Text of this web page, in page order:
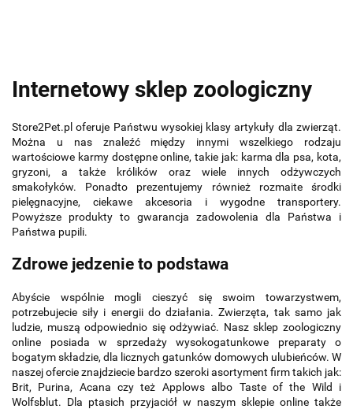
Internetowy sklep zoologiczny
Store2Pet.pl oferuje Państwu wysokiej klasy artykuły dla zwierząt.
Można u nas znaleźć między innymi wszelkiego rodzaju
wartościowe karmy dostępne online, takie jak: karma dla psa, kota,
gryzoni, a także królików oraz wiele innych odżywczych
smakołyków. Ponadto prezentujemy również rozmaite środki
pielęgnacyjne, ciekawe akcesoria i wygodne transportery.
Powyższe produkty to gwarancja zadowolenia dla Państwa i
Państwa pupili.
Zdrowe jedzenie to podstawa
Abyście wspólnie mogli cieszyć się swoim towarzystwem,
potrzebujecie siły i energii do działania. Zwierzęta, tak samo jak
ludzie, muszą odpowiednio się odżywiać. Nasz sklep zoologiczny
online posiada w sprzedaży wysokogatunkowe preparaty o
bogatym składzie, dla licznych gatunków domowych ulubieńców. W
naszej ofercie znajdziecie bardzo szeroki asortyment firm takich jak:
Brit, Purina, Acana czy też Applows albo Taste of the Wild i
Wolfsblut. Dla ptasich przyjaciół w naszym sklepie online także